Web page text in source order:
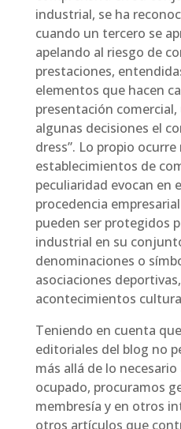
industrial, se ha
cuando un tercero se
apelando al riesgo de
prestaciones,
elementos que hacen
presentación
algunas decisiones el
dress”. Lo propio
establecimientos de
peculiaridad evocan en
procedencia
pueden ser protegidos
industrial en su
denominaciones o
asociaciones
acontecimientos
Teniendo en cuenta
editoriales del blog no
más allá de lo
ocupado, procuramos
membresía y en otros
otros artículos que